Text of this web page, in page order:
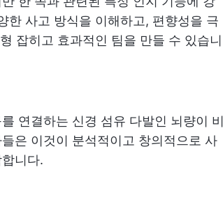
한 사고 방식을 이해하고, 편향성을 극
잡히고 효과적인 팀을 만들 수 있습니
연결하는 신경 섬유 다발인 뇌량이 비
은 이것이 분석적이고 창의적으로 사
니다.